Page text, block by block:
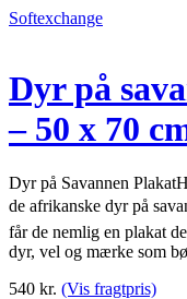
Softexchange
Dyr på
– 50 x 70
Dyr på Savannen
de afrikanske dyr på
får de nemlig en plakat
dyr, vel og mærke som
540 kr. (Vis fragtpris)